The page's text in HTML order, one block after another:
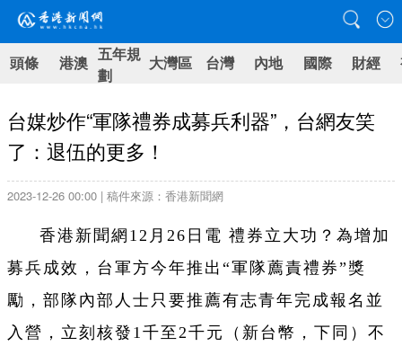
頭條 港澳 五年規
劃
大灣區 台灣 內地 國際 財經
台媒炒作“軍隊禮券成募兵利器”，台網友笑
了：退伍的更多！
2023-12-26 00:00 | 稿件來源：香港新聞網
香港新聞網12月26日電 禮券立大功？為增加
募兵成效，台軍方今年推出“軍隊薦責禮券”獎
勵，部隊內部人士只要推薦有志青年完成報名並
入營，立刻核發1千至2千元（新台幣，下同）不